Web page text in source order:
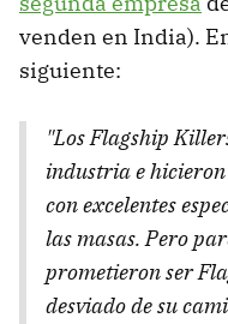
venden en India).
siguiente:
"Los Flagship
industria e hicieron
con excelentes
las masas. Pero
prometieron ser
desviado de su